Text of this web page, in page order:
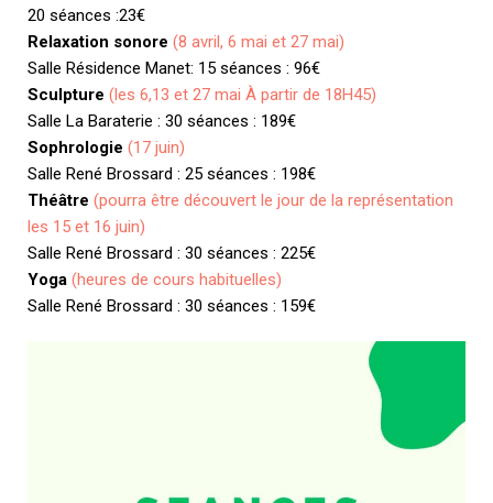
20 séances :23€
Relaxation sonore (8 avril, 6 mai et 27 mai)
Salle Résidence Manet: 15 séances : 96€
Sculpture (les 6,13 et 27 mai À partir de 18H45)
Salle La Baraterie : 30 séances : 189€
Sophrologie (17 juin)
Salle René Brossard : 25 séances : 198€
Théâtre (pourra être découvert le jour de la représentation
les 15 et 16 juin)
Salle René Brossard : 30 séances : 225€
Yoga (heures de cours habituelles)
Salle René Brossard : 30 séances : 159€